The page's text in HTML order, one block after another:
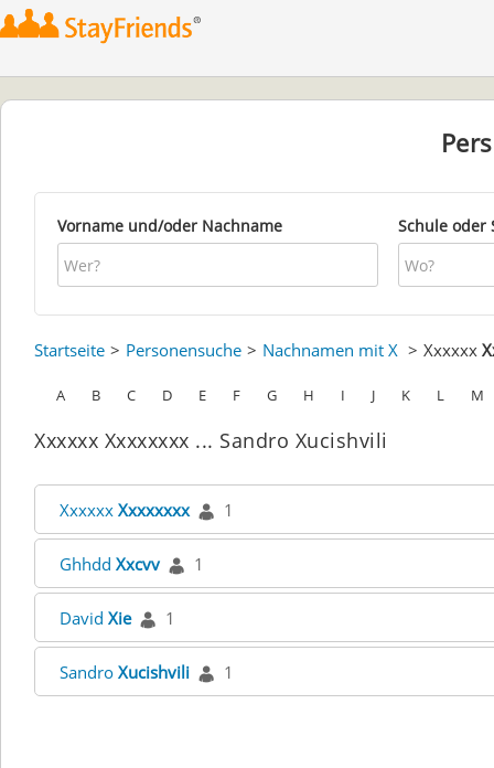
Vorname und/oder Nachname Schule oder
Startseite Personensuche Nachnamen mit X Xxxxxx
A B C D E F G H I J K L M
Xxxxxx Xxxxxxxx ... Sandro Xucishvili
Xxxxxx Xxxxxxxx 1
Ghhdd Xxcvv 1
David Xie 1
Sandro Xucishvili 1